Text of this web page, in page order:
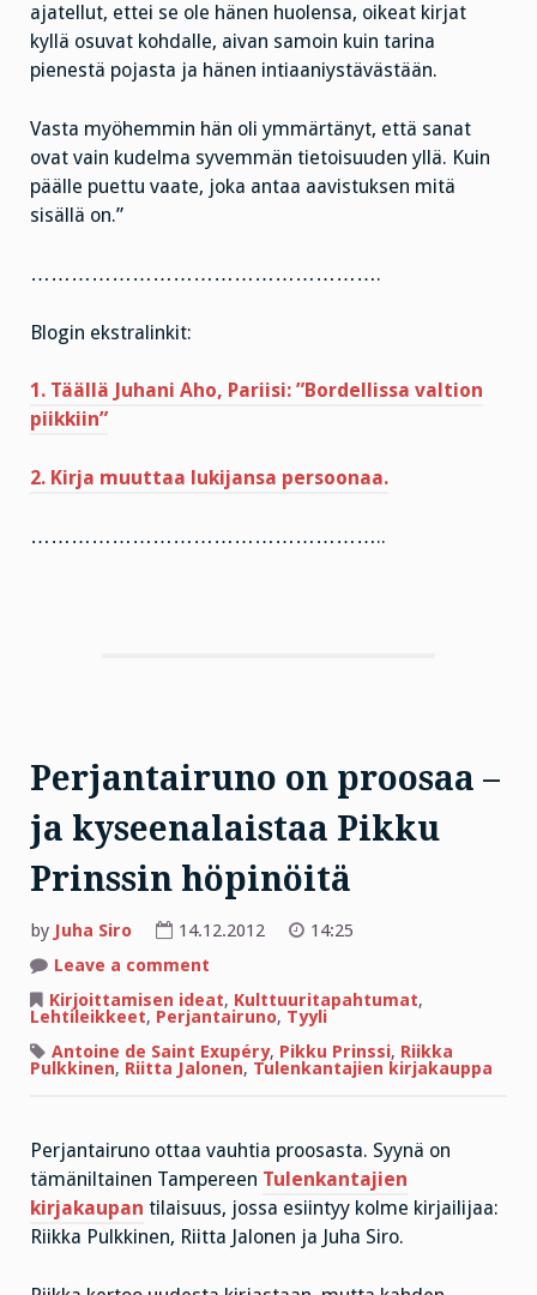
ajatellut, ettei se ole hänen huolensa, oikeat kirjat
kyllä osuvat kohdalle, aivan samoin kuin tarina
pienestä pojasta ja hänen intiaaniystävästään.
Vasta myöhemmin hän oli ymmärtänyt, että sanat
ovat vain kudelma syvemmän tietoisuuden yllä. Kuin
päälle puettu vaate, joka antaa aavistuksen mitä
sisällä on.”
…………………………………………….
Blogin ekstralinkit:
1. Täällä Juhani Aho, Pariisi: ”Bordellissa valtion
piikkiin”
2. Kirja muuttaa lukijansa persoonaa.
……………………………………………..
Perjantairuno on proosaa –
ja kyseenalaistaa Pikku
Prinssin höpinöitä
by Juha Siro 14.12.2012
14:25
Leave a comment
on
proosaa
ja
kyseenalaistaa
Pikku
Kirjoittamisen ideat, Kulttuuritapahtumat,
Lehtileikkeet, Perjantairuno, Tyyli
Antoine de Saint Exupéry, Pikku Prinssi, Riikka
Pulkkinen, Riitta Jalonen, Tulenkantajien kirjakauppa
Perjantairuno ottaa vauhtia proosasta. Syynä on
tämäniltainen Tampereen Tulenkantajien
kirjakaupan tilaisuus, jossa esiintyy kolme kirjailijaa:
Riikka Pulkkinen, Riitta Jalonen ja Juha Siro.